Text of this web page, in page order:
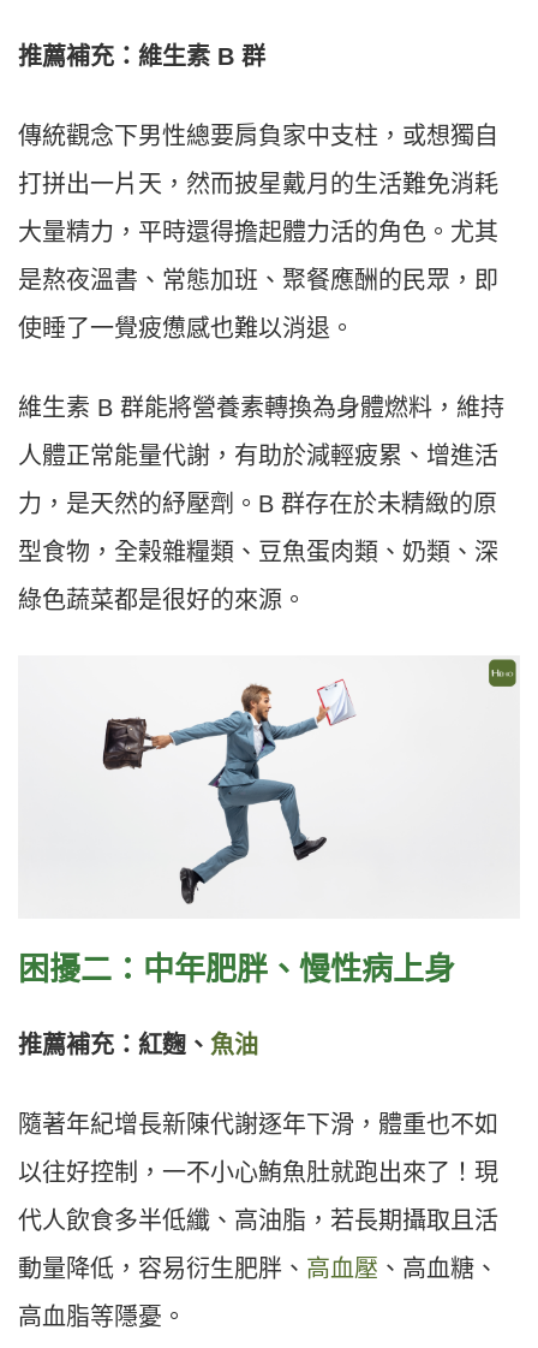
推薦補充：維生素 B 群
傳統觀念下男性總要肩負家中支柱，或想獨自
打拼出一片天，然而披星戴月的生活難免消耗
大量精力，平時還得擔起體力活的角色。尤其
是熬夜溫書、常態加班、聚餐應酬的民眾，即
使睡了一覺疲憊感也難以消退。
維生素 B 群能將營養素轉換為身體燃料，維持
人體正常能量代謝，有助於減輕疲累、增進活
力，是天然的紓壓劑。B 群存在於未精緻的原
型食物，全榖雜糧類、豆魚蛋肉類、奶類、深
綠色蔬菜都是很好的來源。
困擾二：中年肥胖、慢性病上身
推薦補充：紅麴、 魚油
隨著年紀增長新陳代謝逐年下滑，體重也不如
以往好控制，一不小心鮪魚肚就跑出來了！現
代人飲食多半低纖、高油脂，若長期攝取且活
動量降低，容易衍生肥胖、 高血壓 、高血糖、
高血脂等隱憂。